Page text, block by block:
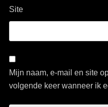
Site
Mijn naam, e-mail en site
volgende keer wanneer ik